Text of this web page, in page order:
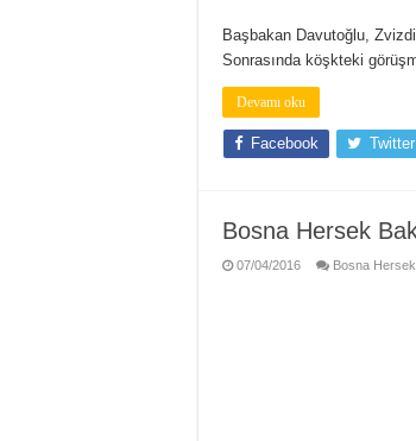
Başbakan Davutoğlu,
Sonrasında köşkteki
Devamı oku
Facebook Twitter
Bosna Hersek
07/04/2016 Bosna